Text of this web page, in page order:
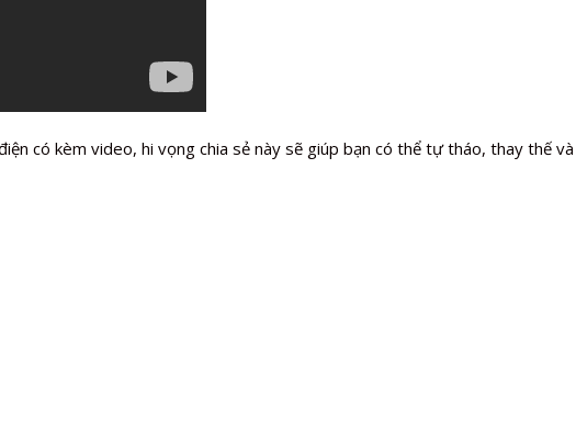
có kèm video, hi vọng chia sẻ này sẽ giúp bạn có thể tự tháo, thay thế